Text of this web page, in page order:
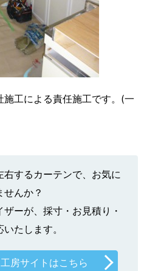
工による責任施工です。(一
するカーテンで、お気に
せんか？
ーが、採寸・お見積り・
たします。
房サイトはこちら